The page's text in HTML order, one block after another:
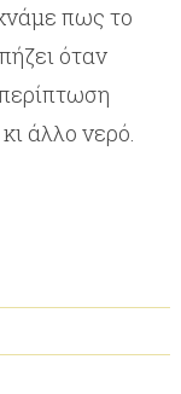
πως το
όταν
άλλο νερό.